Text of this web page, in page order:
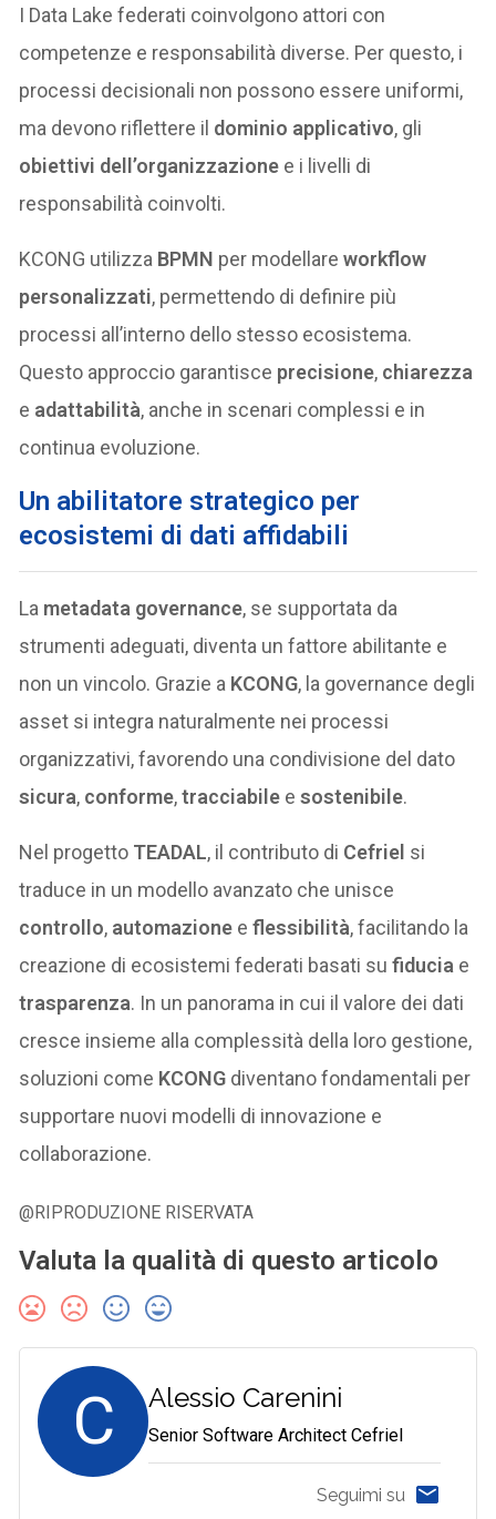
I Data Lake federati coinvolgono attori con
competenze e responsabilità diverse. Per questo, i
processi decisionali non possono essere uniformi,
ma devono riflettere il dominio applicativo, gli
obiettivi dell’organizzazione e i livelli di
responsabilità coinvolti.
KCONG utilizza BPMN per modellareworkflow
personalizzati, permettendo di definire più
processi all’interno dello stesso ecosistema.
Questo approccio garantisce precisione, chiarezza
e adattabilità, anche in scenari complessi e in
continua evoluzione.
Un abilitatore strategico per
ecosistemi di dati affidabili
La metadata governance, se supportata da
strumenti adeguati, diventa un fattore abilitante e
non un vincolo. Grazie a KCONG, la governance degli
asset si integra naturalmente nei processi
organizzativi, favorendo una condivisione del dato
sicura, conforme,tracciabile esostenibile.
Nel progetto TEADAL, il contributo di Cefriel si
traduce in un modello avanzato che unisce
controllo, automazione eflessibilità, facilitando la
creazione di ecosistemi federati basati sufiducia e
trasparenza. In un panorama in cui il valore dei dati
cresce insieme alla complessità della loro gestione,
soluzioni come KCONG diventano fondamentali per
supportare nuovi modelli di innovazione e
collaborazione.
@RIPRODUZIONE RISERVATA
Valuta la qualità di questo articolo
C Alessio Carenini
Senior Software Architect Cefriel
Seguimi su